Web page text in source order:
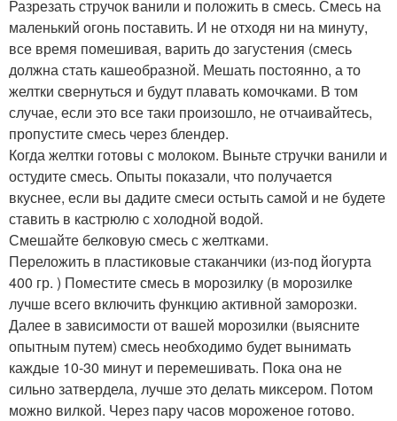
Разрезать стручок ванили и положить в смесь. Смесь на
маленький огонь поставить. И не отходя ни на минуту,
все время помешивая, варить до загустения (смесь
должна стать кашеобразной. Мешать постоянно, а то
желтки свернуться и будут плавать комочками. В том
случае, если это все таки произошло, не отчаивайтесь,
пропустите смесь через блендер.
Когда желтки готовы с молоком. Выньте стручки ванили и
остудите смесь. Опыты показали, что получается
вкуснее, если вы дадите смеси остыть самой и не будете
ставить в кастрюлю с холодной водой.
Смешайте белковую смесь с желтками.
Переложить в пластиковые стаканчики (из-под йогурта
400 гр. ) Поместите смесь в морозилку (в морозилке
лучше всего включить функцию активной заморозки.
Далее в зависимости от вашей морозилки (выясните
опытным путем) смесь необходимо будет вынимать
каждые 10-30 минут и перемешивать. Пока она не
сильно затвердела, лучше это делать миксером. Потом
можно вилкой. Через пару часов мороженое готово.